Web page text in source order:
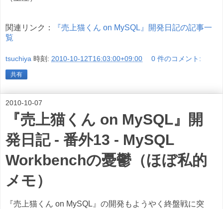
関連リンク：
『売上猫くん on MySQL』開発日記の記事一
覧
tsuchiya 時刻: 2010-10-12T16:03:00+09:00 0 件のコメント:
共有
2010-10-07
『売上猫くん on MySQL』開
発日記 - 番外13 - MySQL
Workbenchの憂鬱（ほぼ私的
メモ）
『売上猫くん on MySQL』の開発もようやく終盤戦に突